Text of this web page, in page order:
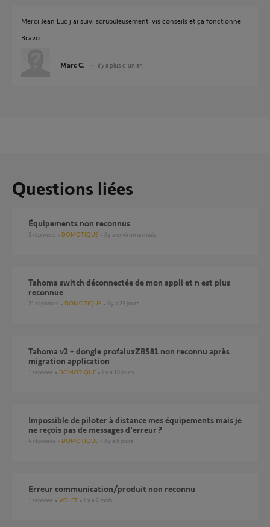
Merci Jean Luc j ai suivi scrupuleusement vis conseils et ça fonctionne
Bravo
Marc C. il y a plus d'un an
Questions liées
Équipements non reconnus
3 réponses DOMOTIQUE il y a environ un mois
Tahoma switch déconnectée de mon appli et n est plus
reconnue
21 réponses DOMOTIQUE il y a 23 jours
tahoma v2 + dongle profaluxZB581 non reconnu après
migration application
1 réponse DOMOTIQUE il y a 18 jours
Impossible de piloter à distance mes équipements mais je
ne reçois pas de messages d'erreur ?
4 réponses DOMOTIQUE il y a 6 jours
Erreur communication/produit non reconnu
1 réponse VOLET il y a 2 mois